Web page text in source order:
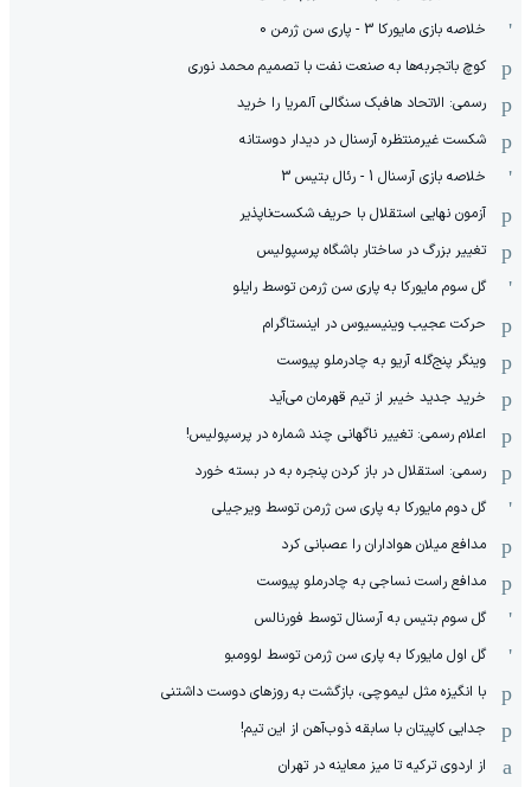
خلاصه بازی مایورکا 3 - پاری سن ژرمن 0
کوچ باتجربه‌ها به صنعت نفت با تصمیم محمد نوری
رسمی: الاتحاد هافبک سنگالی آلمریا را خرید
شکست غیرمنتظره آرسنال در دیدار دوستانه
خلاصه بازی آرسنال 1 - رئال بتیس 3
آزمون نهایی استقلال با حریف شکست‌ناپذیر
تغییر بزرگ در ساختار باشگاه پرسپولیس
گل سوم مایورکا به پاری سن ژرمن توسط رایلو
حرکت عجیب وینیسیوس در اینستاگرام
وینگر پنج‌گله آریو به چادرملو پیوست
خرید جدید خیبر از تیم قهرمان می‌آید
اعلام رسمی: تغییر ناگهانی چند شماره در پرسپولیس!
رسمی: استقلال در باز کردن پنجره به در بسته خورد
گل دوم مایورکا به پاری سن ژرمن توسط ویرجیلی
مدافع میلان هواداران را عصبانی کرد
مدافع راست نساجی به چادرملو پیوست
گل سوم بتیس به آرسنال توسط فورنالس
گل اول مایورکا به پاری سن ژرمن توسط لوومبو
با انگیزه مثل لیموچی، بازگشت به روزهای دوست داشتنی
جدایی کاپیتان با سابقه ذوب‌آهن از این تیم!
از اردوی ترکیه تا میز معاینه در تهران